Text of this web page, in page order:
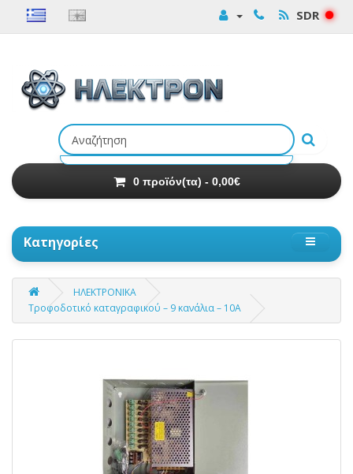
SDR
0 προϊόν(τα) - 0,00€
Κατηγορίες
ΗΛΕΚΤΡΟΝΙΚΑ
Τροφοδοτικό καταγραφικού – 9 κανάλια – 10A